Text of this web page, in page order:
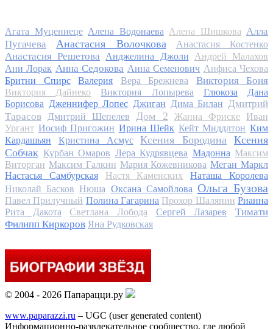
Агата Муцениеце Алена Водонаева Алена Шишкова Алла
Пугачева
Анастасия Волочкова Анастасия Костенко
Анастасия Решетова Анджелина Джоли
Андрей Малахов
Ани Лорак Анна Седокова Анна Семенович Анфиса Чехова
Бритни Спирс
Валерия Вера Брежнева Виктория Боня
Виктория Дайнеко Виктория Лопырева Глюкоза
Дана
Борисова Дженнифер Лопес Джиган Дима Билан Дмитрий
Тарасов
Дмитрий Шепелев Дом 2 Жанна Фриске
Иван
Ургант Иосиф Пригожин Ирина Шейк Кейт Миддлтон Ким
Кардашьян
Кристина Асмус Ксения Бородина
Ксения
Собчак Курбан Омаров Лера Кудрявцева Мадонна Максим
Виторган Максим Галкин Мария Кожевникова Меган Маркл
Настасья Самбурская
Настя Каменских
Наташа Королева
Николай Басков Нюша Оксана Самойлова Ольга Бузова
Павел Прилучный Полина Гагарина Прохор Шаляпин Рианна
Рита Дакота
Светлана Лобода Сергей Лазарев
Тимати
Филипп Киркоров Яна Рудковская
© 2004 - 2026 Папарацци.ру
www.paparazzi.ru – UGC (user generated content)
Информационно-развлекательное сообщество, где любой